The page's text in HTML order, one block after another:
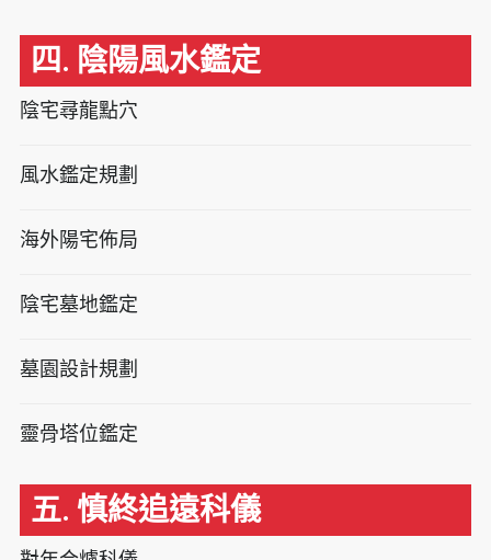
四. 陰陽風水鑑定
陰宅尋龍點穴
風水鑑定規劃
海外陽宅佈局
陰宅墓地鑑定
墓園設計規劃
靈骨塔位鑑定
五. 慎終追遠科儀